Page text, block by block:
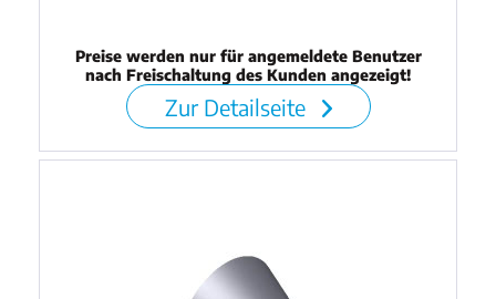
Preise werden nur für angemeldete Benutzer
nach Freischaltung des Kunden angezeigt!
Zur Detailseite